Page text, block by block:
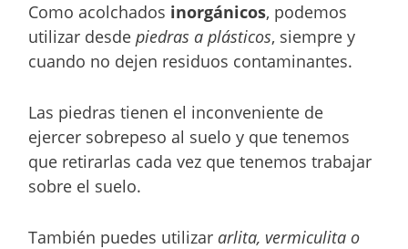
Como acolchados inorgánicos, podemos
utilizar desdepiedras a plásticos, siempre y
cuando no dejen residuos contaminantes.
Las piedras tienen el inconveniente de
ejercer sobrepeso al suelo y que tenemos
que retirarlas cada vez que tenemos trabajar
sobre el suelo.
También puedes utilizar arlita, vermiculita o